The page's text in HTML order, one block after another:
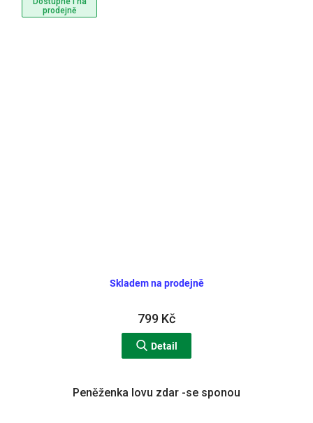
prodejně
Skladem na prodejně
799 Kč
Detail
Peněženka lovu zdar -se sponou